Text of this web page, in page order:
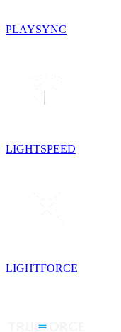
PLAYSYNC
LIGHTSPEED
LIGHTFORCE